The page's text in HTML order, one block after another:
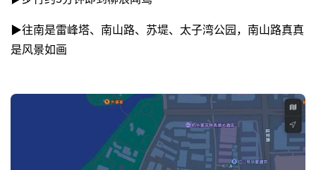
▶︎往南是雷峰塔、南山路、苏堤、太子湾公园，南山路真真
是风景如画